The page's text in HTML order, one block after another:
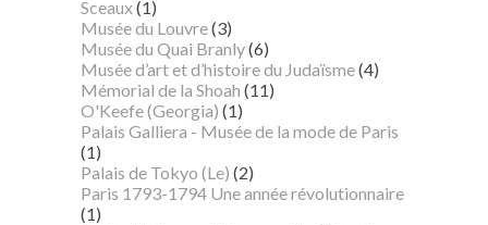
Sceaux(1)
Musée du Louvre(3)
Musée du Quai Branly(6)
Musée d’art et d’histoire du Judaïsme(4)
Mémorial de la Shoah (11)
O'Keefe (Georgia) (1)
Palais Galliera - Musée de la mode de Paris
(1)
Palais de Tokyo (Le) (2)
Paris 1793-1794 Une année révolutionnaire
(1)